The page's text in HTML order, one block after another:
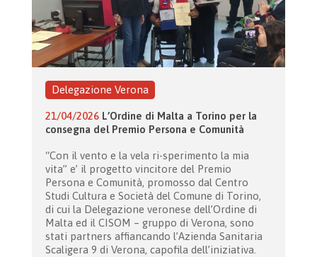
Delegazione Verona
21/04/2026 L’Ordine di Malta a Torino per la
consegna del Premio Persona e Comunità
“Con il vento e la vela ri-sperimento la mia
vita” e’ il progetto vincitore del Premio
Persona e Comunità, promosso dal Centro
Studi Cultura e Società del Comune di Torino,
di cui la Delegazione veronese dell’Ordine di
Malta ed il CISOM – gruppo di Verona, sono
stati partners affiancando l’Azienda Sanitaria
Scaligera 9 di Verona, capofila dell’iniziativa.